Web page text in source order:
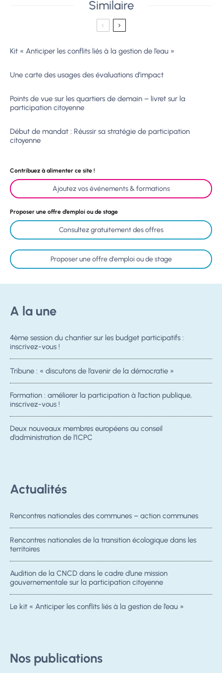
Similaire
Kit « Anticiper les conflits liés à la gestion de l’eau »
Une carte des usages des évaluations d’impact
Points de vue sur les quartiers de demain – livret sur la
participation citoyenne
Début de mandat : Réussir sa stratégie de participation
citoyenne
Contribuez à alimenter ce site !
Ajoutez vos événements & formations
Proposer une offre d’emploi ou de stage
Consultez gratuitement des offres
Proposer une offre d'emploi ou de stage
A la une
4ème session du chantier sur les budget participatifs :
inscrivez-vous !
Tribune : « discutons de l’avenir de la démocratie »
Formation : améliorer la participation à l’action publique,
inscrivez-vous !
Deux nouveaux membres européens au conseil
d’administration de l’ICPC
Actualités
Rencontres nationales des communes – action communes
Rencontres nationales de la transition écologique dans les
territoires
Audition de la CNCD dans le cadre d’une mission
gouvernementale sur la participation citoyenne
Le kit « Anticiper les conflits liés à la gestion de l’eau »
Nos publications